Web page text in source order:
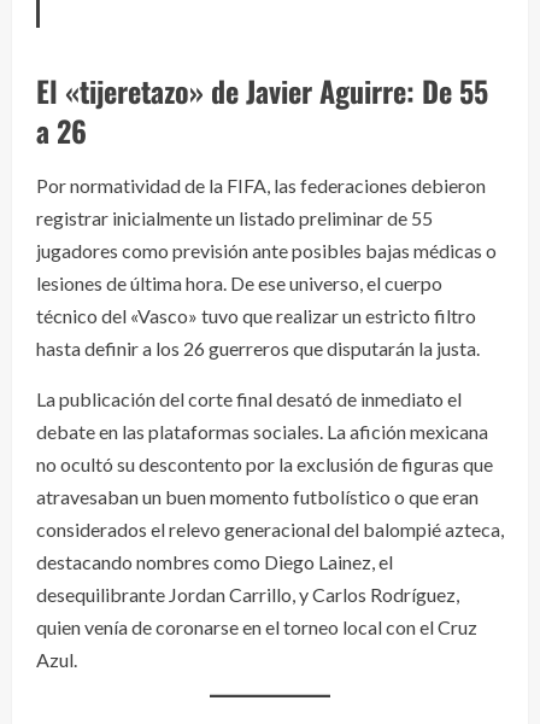
El «tijeretazo» de Javier Aguirre: De 55
a 26
Por normatividad de la FIFA, las federaciones debieron
registrar inicialmente un listado preliminar de 55
jugadores como previsión ante posibles bajas médicas o
lesiones de última hora. De ese universo, el cuerpo
técnico del «Vasco» tuvo que realizar un estricto filtro
hasta definir a los 26 guerreros que disputarán la justa.
La publicación del corte final desató de inmediato el
debate en las plataformas sociales. La afición mexicana
no ocultó su descontento por la exclusión de figuras que
atravesaban un buen momento futbolístico o que eran
considerados el relevo generacional del balompié azteca,
destacando nombres como Diego Lainez, el
desequilibrante Jordan Carrillo, y Carlos Rodríguez,
quien venía de coronarse en el torneo local con el Cruz
Azul.